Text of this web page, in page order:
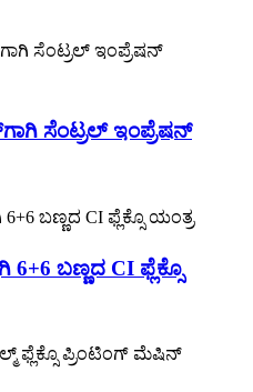
ಸೆಂಟ್ರಲ್ ಇಂಪ್ರೆಷನ್
6+6 ಬಣ್ಣದ CI ಫ್ಲೆಕ್ಸೊ